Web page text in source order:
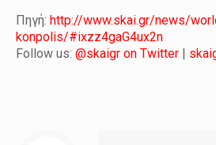
Πηγή:http://www.skai.gr/news/
konpolis/#ixzz4gaG4ux2n
Follow us:@skaigr on Twitter |